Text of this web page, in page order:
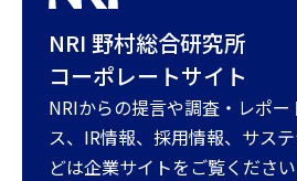
NRI 野村総合研究所
コーポレートサイト
NRIからの提言や調査・レポ
ス、IR情報、採用情報、サス
どは企業サイトをご覧ください